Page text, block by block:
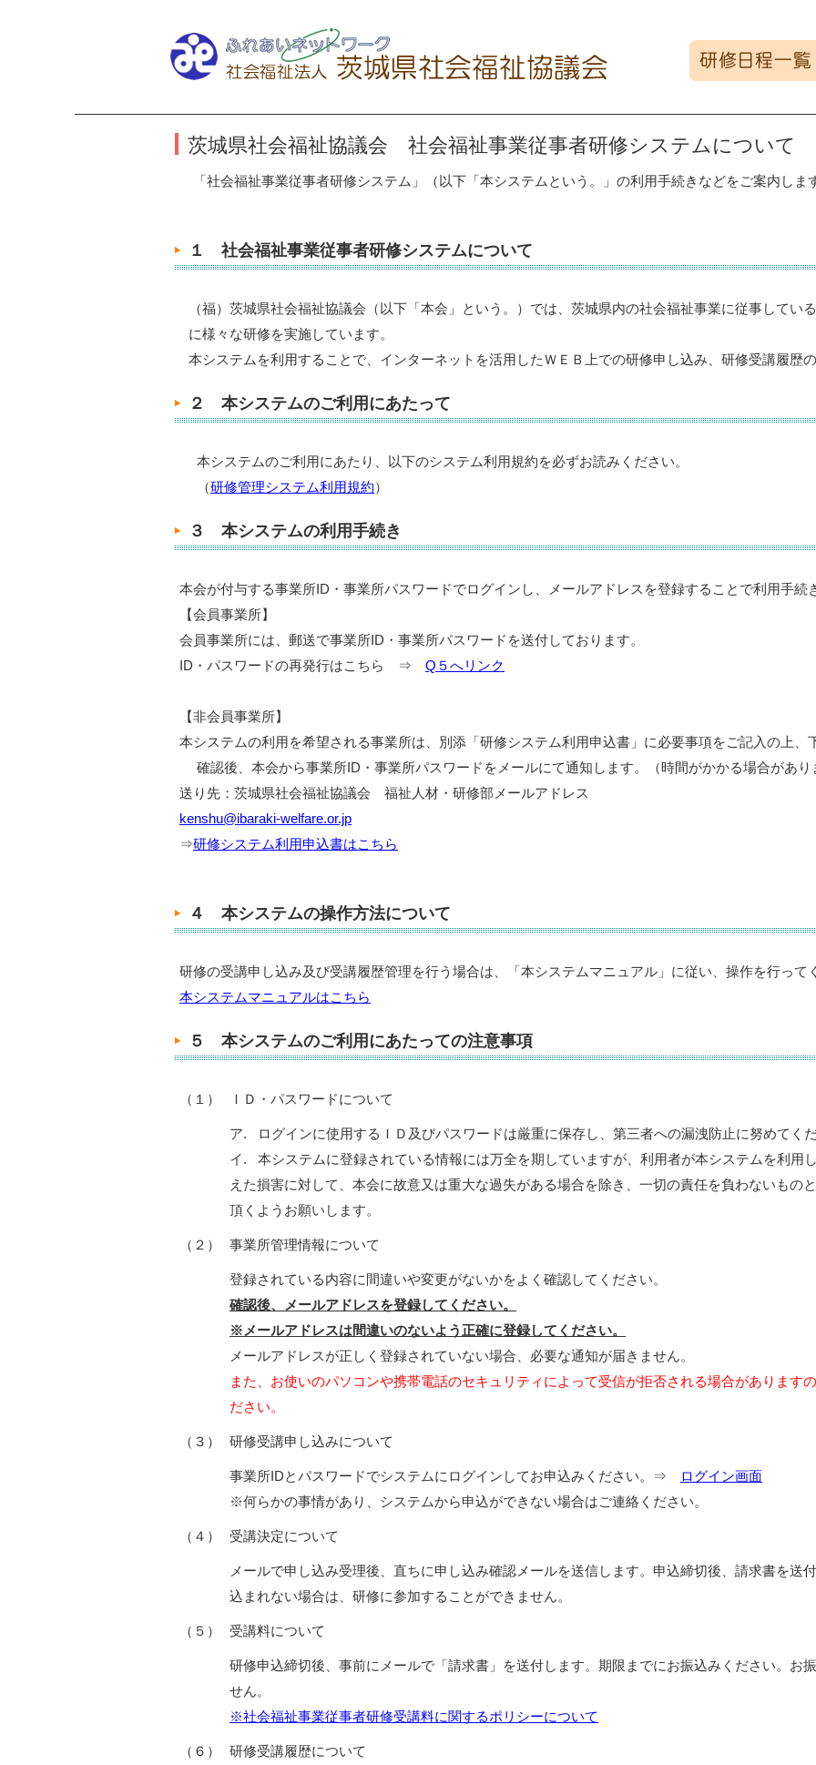
茨城県社会福祉協議会 社会福祉事業従事者研修システムについて
「社会福祉事業従事者研修システム」（以下「本システムという。」の利用手続きなどをご案内しま
１ 社会福祉事業従事者研修システムについて
（福）茨城県社会福祉協議会（以下「本会」という。）では、茨城県内の社会福祉事業に従事して
に様々な研修を実施しています。
本システムを利用することで、インターネットを活用したＷＥＢ上での研修申し込み、研修受講履歴
２ 本システムのご利用にあたって
本システムのご利用にあたり、以下のシステム利用規約を必ずお読みください。
（研修管理システム利用規約）
３ 本システムの利用手続き
本会が付与する事業所ID・事業所パスワードでログインし、メールアドレスを登録することで利用手続
【会員事業所】
会員事業所には、郵送で事業所ID・事業所パスワードを送付しております。
ID・パスワードの再発行はこちら ⇒ Q５へリンク
【非会員事業所】
本システムの利用を希望される事業所は、別添「研修システム利用申込書」に必要事項をご記入の上、
確認後、本会から事業所ID・事業所パスワードをメールにて通知します。（時間がかかる場合があり
送り先：茨城県社会福祉協議会 福祉人材・研修部メールアドレス
kenshu@ibaraki-welfare.or.jp
⇒研修システム利用申込書はこちら
４ 本システムの操作方法について
研修の受講申し込み及び受講履歴管理を行う場合は、「本システムマニュアル」に従い、操作を行って
本システムマニュアルはこちら
５ 本システムのご利用にあたっての注意事項
（１） ＩＤ・パスワードについて
ア. ログインに使用するＩＤ及びパスワードは厳重に保存し、第三者への漏洩防止に努めてく
イ. 本システムに登録されている情報には万全を期していますが、利用者が本システムを利用
えた損害に対して、本会に故意又は重大な過失がある場合を除き、一切の責任を負わないもの
頂くようお願いします。
（２） 事業所管理情報について
登録されている内容に間違いや変更がないかをよく確認してください。
確認後、メールアドレスを登録してください。
※メールアドレスは間違いのないよう正確に登録してください。
メールアドレスが正しく登録されていない場合、必要な通知が届きません。
また、お使いのパソコンや携帯電話のセキュリティによって受信が拒否される場合があります
ださい。
（３） 研修受講申し込みについて
事業所IDとパスワードでシステムにログインしてお申込みください。⇒
ログイン画面
※何らかの事情があり、システムから申込ができない場合はご連絡ください。
（４） 受講決定について
メールで申し込み受理後、直ちに申し込み確認メールを送信します。申込締切後、請求書を
込まれない場合は、研修に参加することができません。
（５） 受講料について
研修申込締切後、事前にメールで「請求書」を送付します。期限までにお振込みください。お
せん。
※社会福祉事業従事者研修受講料に関するポリシーについて
（６） 研修受講履歴について